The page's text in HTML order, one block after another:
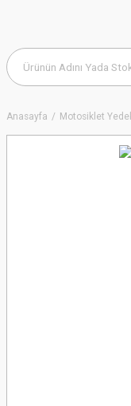
Anasayfa Motosiklet